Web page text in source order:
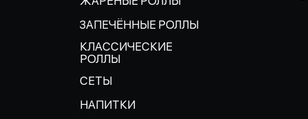
ЗАПЕЧЁННЫЕ РОЛЛЫ
КЛАССИЧЕСКИЕ
РОЛЛЫ
СЕТЫ
НАПИТКИ